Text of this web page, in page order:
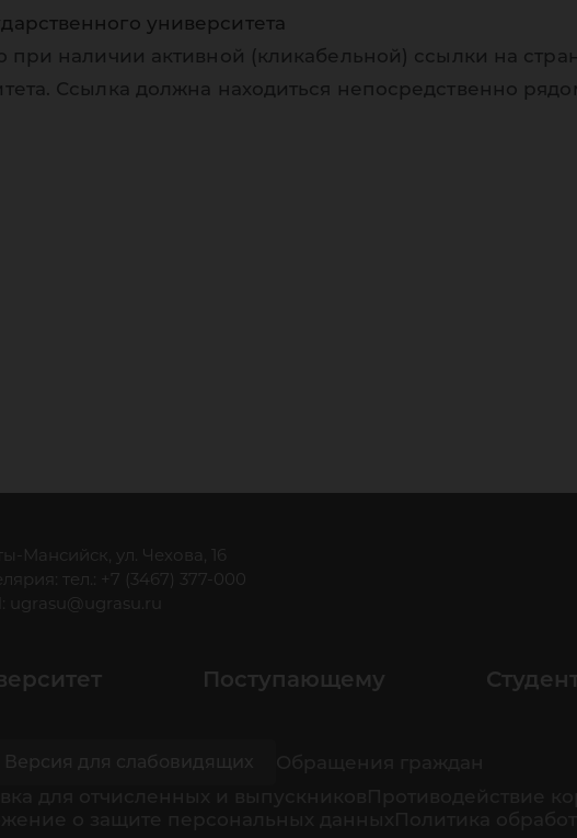
университета
при наличии активной (кликабельной) ссылки на
Ссылка должна находиться непосредственно
Мансийск, ул. Чехова, 16
тел.: +7 (3467) 377-000
ugrasu@ugrasu.ru
Поступающему